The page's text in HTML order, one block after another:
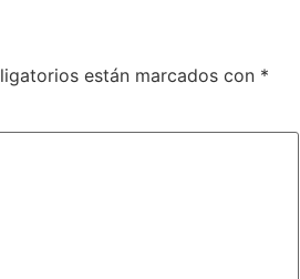
están marcados con *